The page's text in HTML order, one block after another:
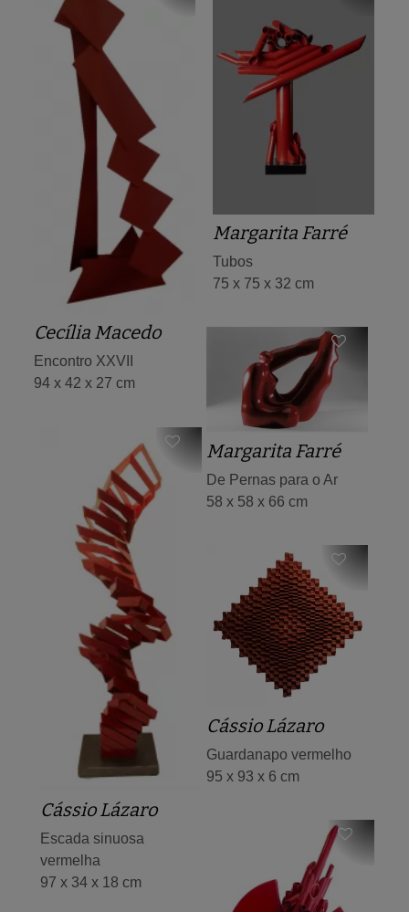
Cecília Macedo
Encontro XXVII
94 x 42 x 27 cm
Margarita Farré
Tubos
75 x 75 x 32 cm
Margarita Farré
De Pernas para o Ar
58 x 58 x 66 cm
Cássio Lázaro
Escada sinuosa
vermelha
97 x 34 x 18 cm
Cássio Lázaro
Guardanapo vermelho
95 x 93 x 6 cm